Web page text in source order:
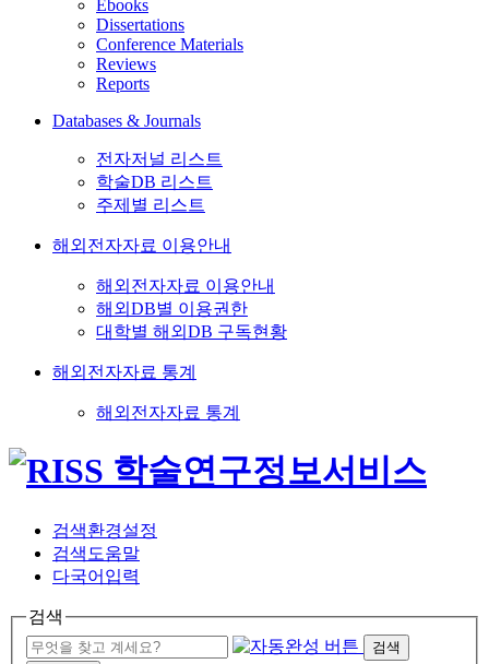
Ebooks
Dissertations
Conference Materials
Reviews
Reports
Databases & Journals
전자저널 리스트
학술DB 리스트
주제별 리스트
해외전자자료 이용안내
해외전자자료 이용안내
해외DB별 이용권한
대학별 해외DB 구독현황
해외전자자료 통계
해외전자자료 통계
검색환경설정
검색도움말
다국어입력
검색
검색